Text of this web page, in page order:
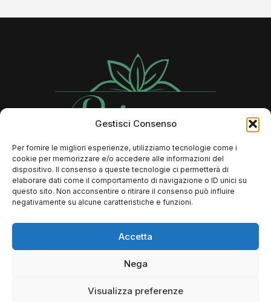
Gestisci Consenso
Per fornire le migliori esperienze, utilizziamo tecnologie come i
cookie per memorizzare e/o accedere alle informazioni del
dispositivo. Il consenso a queste tecnologie ci permetterà di
elaborare dati come il comportamento di navigazione o ID unici su
questo sito. Non acconsentire o ritirare il consenso può influire
negativamente su alcune caratteristiche e funzioni.
Accetta
Nega
Visualizza preferenze
Contatti
366 73 89 806
FAQ
Dove si trova il mio ordine?
Termini e condizioni